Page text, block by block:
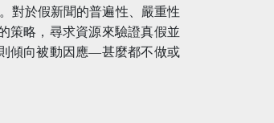
對於假新聞的普遍性、嚴重性
策略，尋求資源來驗證真假並
傾向被動因應—甚麼都不做或